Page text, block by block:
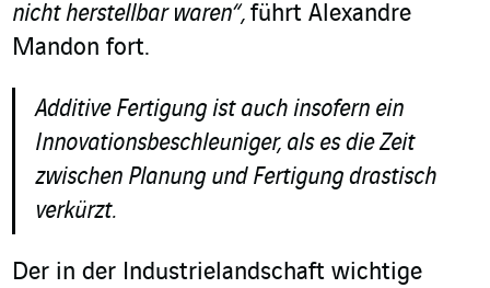
nicht herstellbar waren“, führt Alexandre
Mandon fort.
Additive Fertigung ist auch insofern ein
Innovationsbeschleuniger, als es die Zeit
zwischen Planung und Fertigung drastisch
verkürzt.
Der in der Industrielandschaft wichtige